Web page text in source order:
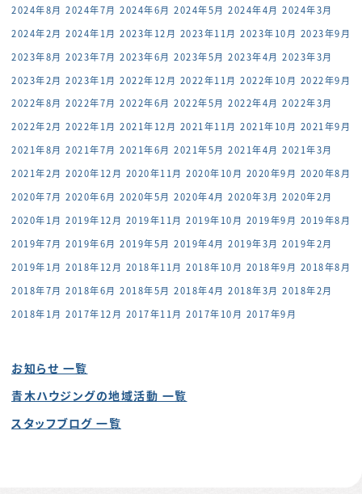
2024年8月 2024年7月 2024年6月 2024年5月 2024年4月 2024年3月
2024年2月 2024年1月 2023年12月 2023年11月 2023年10月 2023年9月
2023年8月 2023年7月 2023年6月 2023年5月 2023年4月 2023年3月
2023年2月 2023年1月 2022年12月 2022年11月 2022年10月 2022年9月
2022年8月 2022年7月 2022年6月 2022年5月 2022年4月 2022年3月
2022年2月 2022年1月 2021年12月 2021年11月 2021年10月 2021年9月
2021年8月 2021年7月 2021年6月 2021年5月 2021年4月 2021年3月
2021年2月 2020年12月 2020年11月 2020年10月 2020年9月 2020年8月
2020年7月 2020年6月 2020年5月 2020年4月 2020年3月 2020年2月
2020年1月 2019年12月 2019年11月 2019年10月 2019年9月 2019年8月
2019年7月 2019年6月 2019年5月 2019年4月 2019年3月 2019年2月
2019年1月 2018年12月 2018年11月 2018年10月 2018年9月 2018年8月
2018年7月 2018年6月 2018年5月 2018年4月 2018年3月 2018年2月
2018年1月 2017年12月 2017年11月 2017年10月 2017年9月
お知らせ 一覧
青木ハウジングの地域活動 一覧
スタッフブログ 一覧